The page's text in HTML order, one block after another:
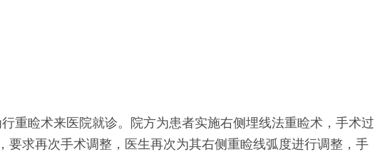
重睑术来医院就诊。院方为患者实施右侧埋线法重睑术，手术过
求再次手术调整，医生再次为其右侧重睑线弧度进行调整，手